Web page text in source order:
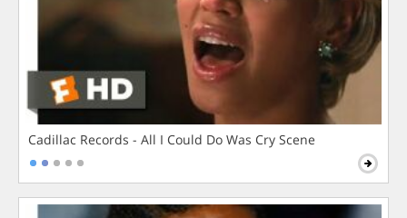
Cadillac Records - All I Could Do Was Cry Scene